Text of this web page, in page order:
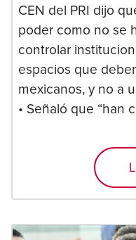
CEN del PRI dijo
poder como no se
controlar
espacios que
mexicanos, y no a
• Señaló que “han